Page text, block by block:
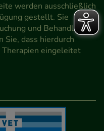
werden ausschließlich
gestellt. Sie
und Behandlung
Sie, dass hierdurch
eingeleitet